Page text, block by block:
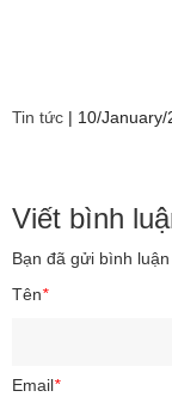
Tin tức | 10/January/
Viết bình
Bạn đã gửi bình
Tên*
Email*